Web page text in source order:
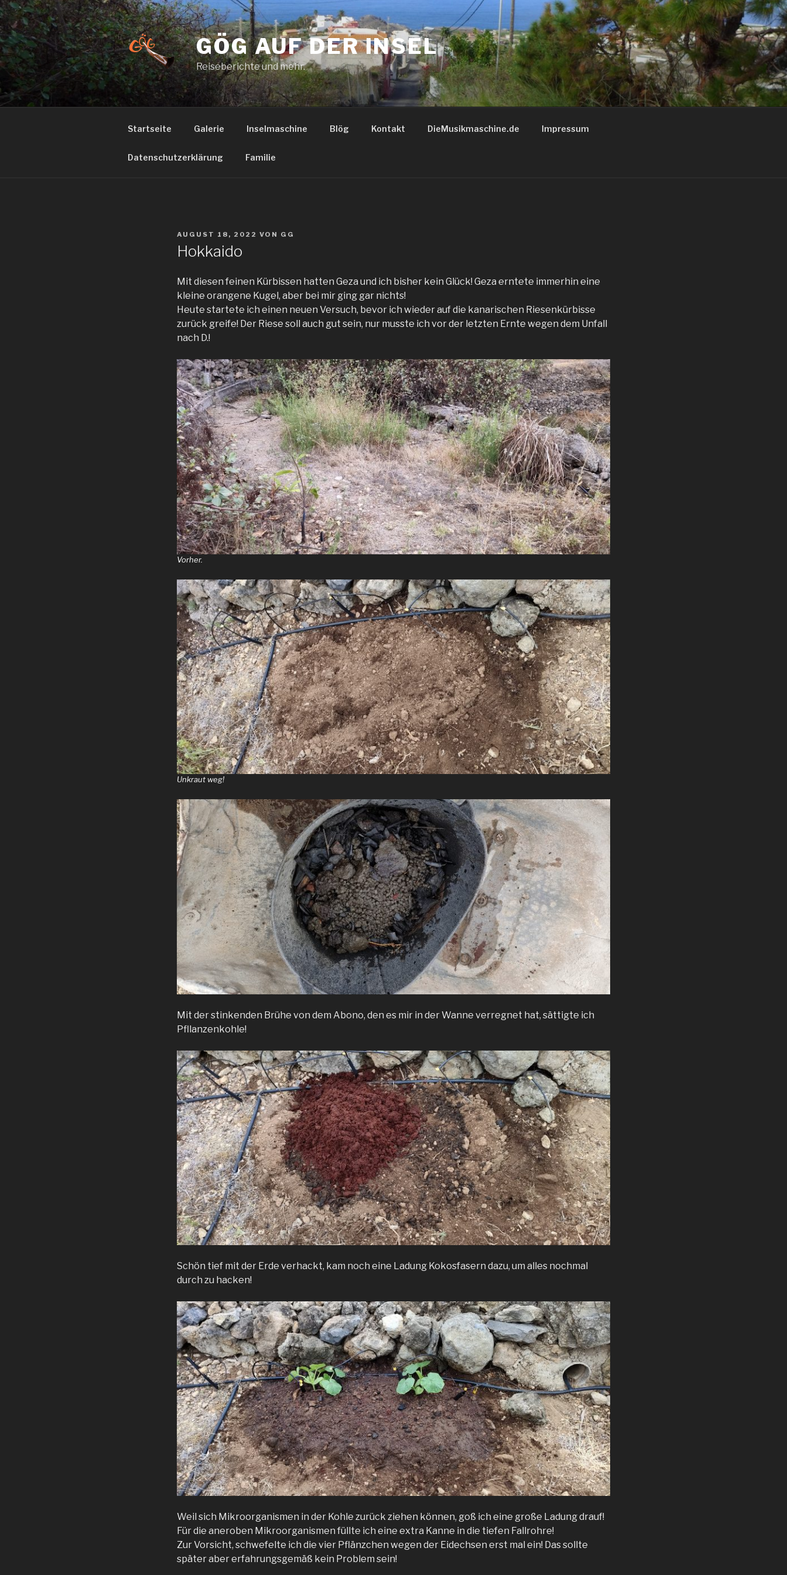
Zum
Inhalt
springen
GÖG AUF DER INSEL
Reiseberichte und mehr.
Startseite Galerie Inselmaschine Blög Kontakt DieMusikmaschine.de Impressum
Datenschutzerklärung Familie
VERÖFFENTLICHT
AUGUST 18, 2022 VON GG
Hokkaido
Mit diesen feinen Kürbissen hatten Geza und ich bisher kein Glück! Geza erntete immerhin eine
kleine orangene Kugel, aber bei mir ging gar nichts!
Heute startete ich einen neuen Versuch, bevor ich wieder auf die kanarischen Riesenkürbisse
zurück greife! Der Riese soll auch gut sein, nur musste ich vor der letzten Ernte wegen dem Unfall
nach D.!
Vorher.
Unkraut weg!
Mit der stinkenden Brühe von dem Abono, den es mir in der Wanne verregnet hat, sättigte ich
Pfllanzenkohle!
Schön tief mit der Erde verhackt, kam noch eine Ladung Kokosfasern dazu, um alles nochmal
durch zu hacken!
Weil sich Mikroorganismen in der Kohle zurück ziehen können, goß ich eine große Ladung drauf!
Für die aneroben Mikroorganismen füllte ich eine extra Kanne in die tiefen Fallrohre!
Zur Vorsicht, schwefelte ich die vier Pflänzchen wegen der Eidechsen erst mal ein! Das sollte
später aber erfahrungsgemäß kein Problem sein!